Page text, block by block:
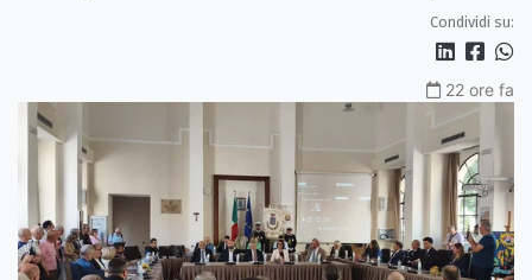
Condividi su:
22 ore fa